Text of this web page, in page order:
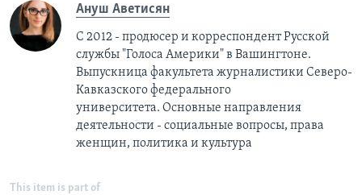
Ануш Аветисян
С 2012 - продюсер и корреспондент Русской
службы "Голоса Америки" в Вашингтоне.
Выпускница факультета журналистики Северо-
Кавказского федерального
университета. Основные направления
деятельности - социальные вопросы, права
женщин, политика и культура
This item is part of